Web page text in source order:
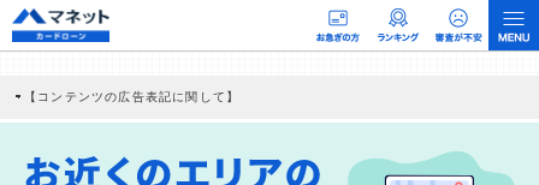
【コンテンツの広告表記に関して】
社に対して企業から紹介報酬が支払われるという収益モデルです。 ただし、特定の
商品を根拠なくPRするものではなく、当編集部の調査／ユーザーへの口コミ収集な